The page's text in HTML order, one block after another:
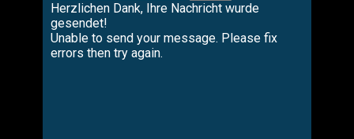
Herzlichen Dank, Ihre Nachricht wurde
gesendet!
Unable to send your message. Please fix
errors then try again.